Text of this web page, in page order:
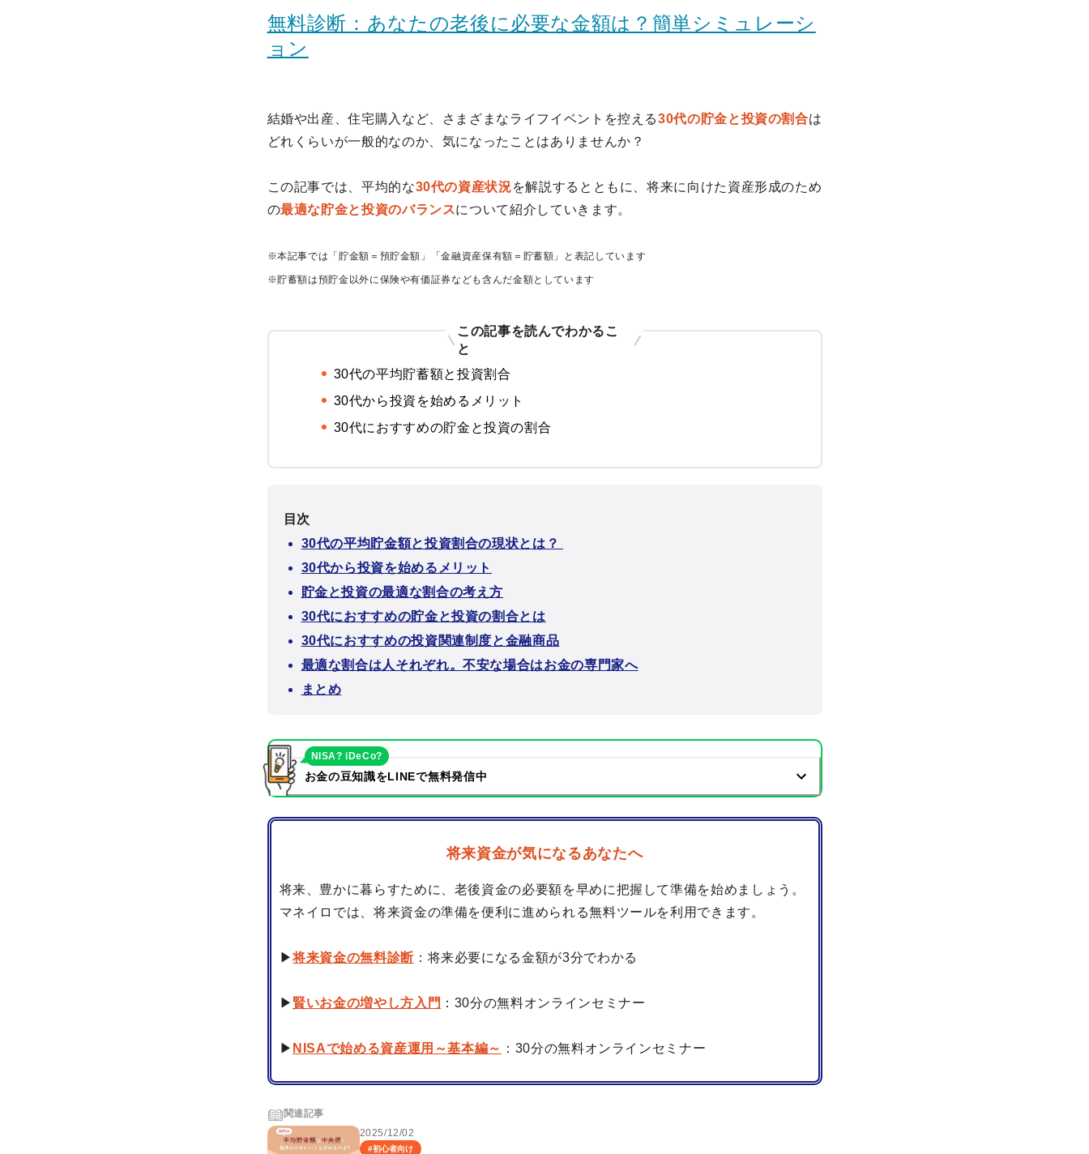
無料診断：あなたの老後に必要な金額は？簡単シミュレーシ
ョン
結婚や出産、住宅購入など、さまざまなライフイベントを控える30代の貯金と投資の割合は
どれくらいが一般的なのか、気になったことはありませんか？
この記事では、平均的な30代の資産状況を解説するとともに、将来に向けた資産形成のため
の最適な貯金と投資のバランスについて紹介していきます。
※本記事では「貯金額＝預貯金額」「金融資産保有額＝貯蓄額」と表記しています
※貯蓄額は預貯金以外に保険や有価証券なども含んだ金額としています
この記事を読んでわかるこ
と
30代の平均貯蓄額と投資割合
30代から投資を始めるメリット
30代におすすめの貯金と投資の割合
目次
30代の平均貯金額と投資割合の現状とは？
30代から投資を始めるメリット
貯金と投資の最適な割合の考え方
30代におすすめの貯金と投資の割合とは
30代におすすめの投資関連制度と金融商品
最適な割合は人それぞれ。不安な場合はお金の専門家へ
まとめ
お金の豆知識をLINEで無料発信中
NISA? iDeCo?
将来資金が気になるあなたへ
将来、豊かに暮らすために、老後資金の必要額を早めに把握して準備を始めましょう。
マネイロでは、将来資金の準備を便利に進められる無料ツールを利用できます。
▶将来資金の無料診断：将来必要になる金額が3分でわかる
▶ 賢いお金の増やし方入門 ：30分の無料オンラインセミナー
▶ NISAで始める資産運用～基本編～ ：30分の無料オンラインセミナー
関連記事
2025/12/02
#初心者向け